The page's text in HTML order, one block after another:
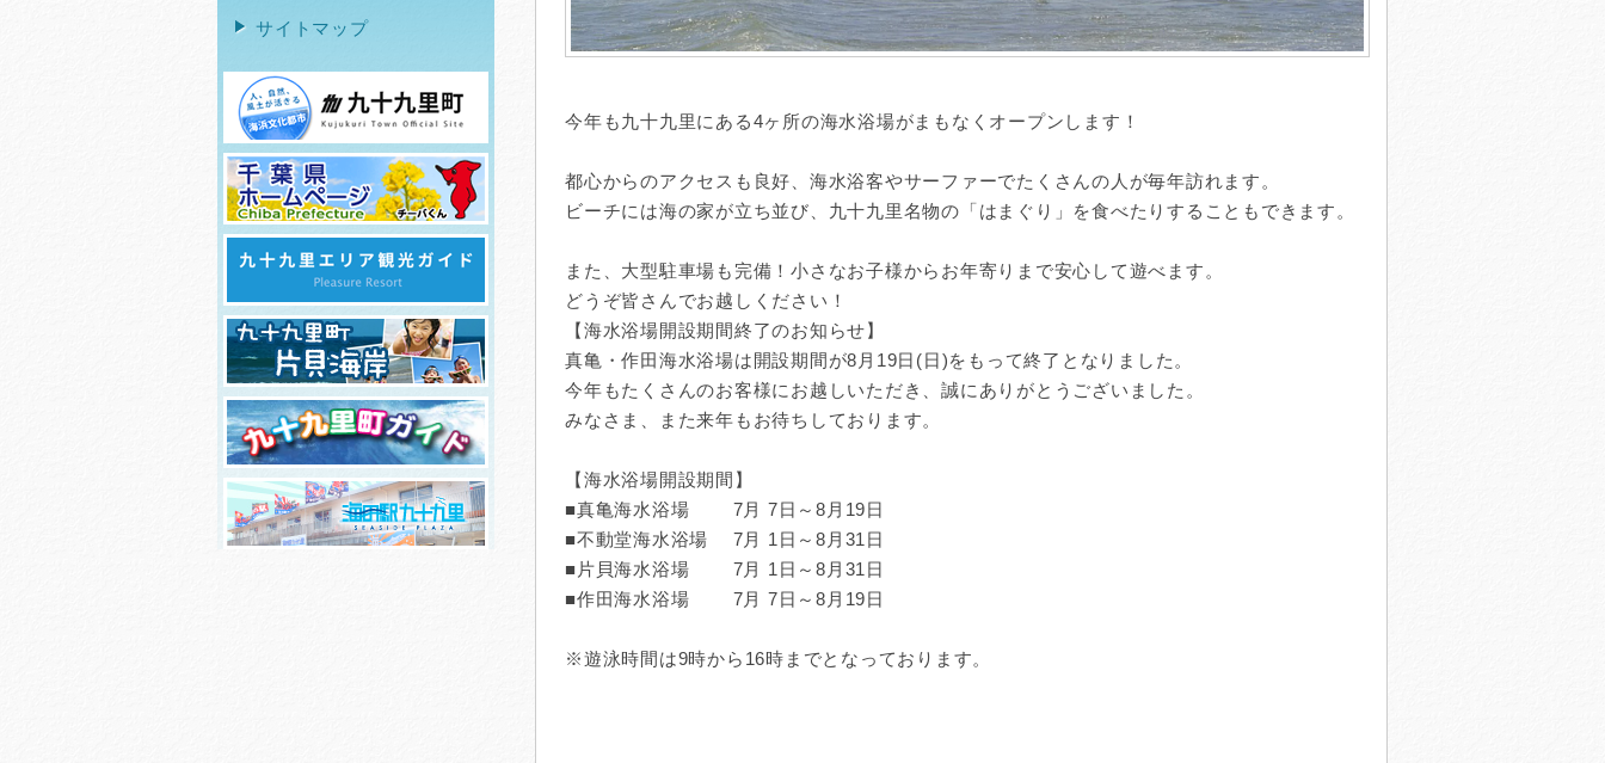
今年も九十九里にある4ヶ所の海水浴場がまもなくオープンします！
都心からのアクセスも良好、海水浴客やサーファーでたくさんの人が毎年訪れます。
ビーチには海の家が立ち並び、九十九里名物の「はまぐり」を食べたりすることもできます。
また、大型駐車場も完備！小さなお子様からお年寄りまで安心して遊べます。
どうぞ皆さんでお越しください！
【海水浴場開設期間終了のお知らせ】
真亀・作田海水浴場は開設期間が8月19日(日)をもって終了となりました。
今年もたくさんのお客様にお越しいただき、誠にありがとうございました。
みなさま、また来年もお待ちしております。
【海水浴場開設期間】
■真亀海水浴場 7月 7日～8月19日
■不動堂海水浴場 7月 1日～8月31日
■片貝海水浴場 7月 1日～8月31日
■作田海水浴場 7月 7日～8月19日
※遊泳時間は9時から16時までとなっております。
サイトマップ